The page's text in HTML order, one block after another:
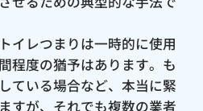
イレつまりは一時的に使用
程度の猶予はあります。も
ている場合など、本当に緊
すが、それでも複数の業者